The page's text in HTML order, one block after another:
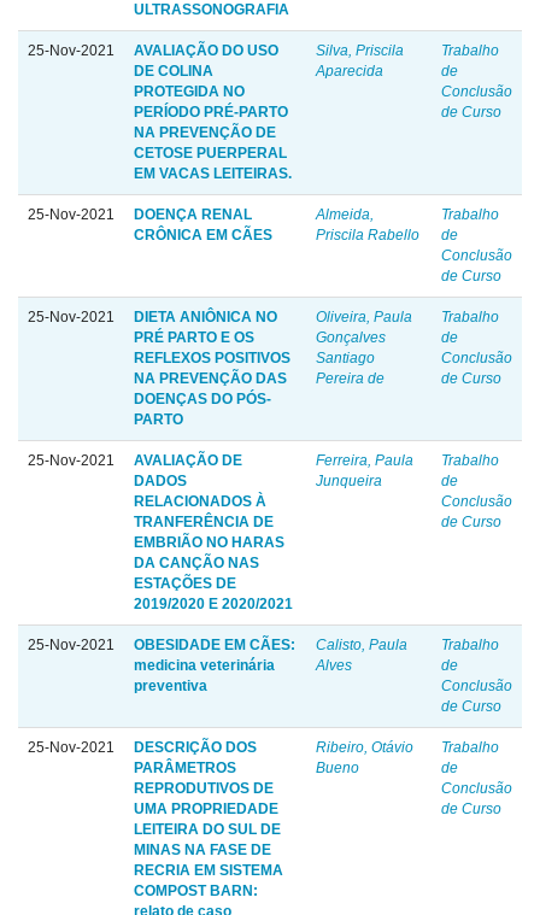
ULTRASSONOGRAFIA
25-Nov-2021
AVALIAÇÃO DO USO
DE COLINA
PROTEGIDA NO
PERÍODO PRÉ-PARTO
NA PREVENÇÃO DE
CETOSE PUERPERAL
EM VACAS LEITEIRAS.
Silva, Priscila
Aparecida
Trabalho
de
Conclusão
de Curso
25-Nov-2021
DOENÇA RENAL
CRÔNICA EM CÃES
Almeida,
Priscila Rabello
Trabalho
de
Conclusão
de Curso
25-Nov-2021
DIETA ANIÔNICA NO
PRÉ PARTO E OS
REFLEXOS POSITIVOS
NA PREVENÇÃO DAS
DOENÇAS DO PÓS-
PARTO
Oliveira, Paula
Gonçalves
Santiago
Pereira de
Trabalho
de
Conclusão
de Curso
25-Nov-2021
AVALIAÇÃO DE
DADOS
RELACIONADOS À
TRANFERÊNCIA DE
EMBRIÃO NO HARAS
DA CANÇÃO NAS
ESTAÇÕES DE
2019/2020 E 2020/2021
Ferreira, Paula
Junqueira
Trabalho
de
Conclusão
de Curso
25-Nov-2021
OBESIDADE EM CÃES:
medicina veterinária
preventiva
Calisto, Paula
Alves
Trabalho
de
Conclusão
de Curso
25-Nov-2021
DESCRIÇÃO DOS
PARÂMETROS
REPRODUTIVOS DE
UMA PROPRIEDADE
LEITEIRA DO SUL DE
MINAS NA FASE DE
RECRIA EM SISTEMA
COMPOST BARN:
relato de caso
Ribeiro, Otávio
Bueno
Trabalho
de
Conclusão
de Curso